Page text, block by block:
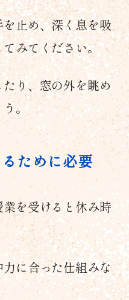
止め、深く息を吸
みてください。
り、窓の外を眺め
。
ために必要
を受けると休み時
に合った仕組みな